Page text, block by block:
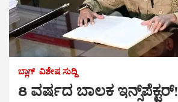
ಬ್ಲಾಗ್ ವಿಶೇಷ ಸುದ್ದಿ
8 ವರ್ಷದ ಬಾಲಕ ಇನ್ಸ್‌ಪೆಕ್ಟರ್!